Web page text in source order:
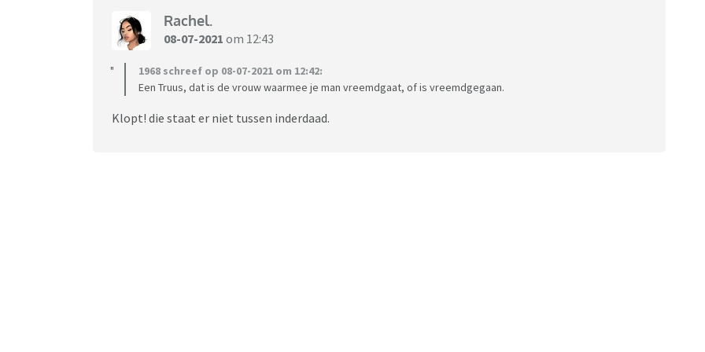
hoofdmoderator <-> beheert alle rubrieken
beheerder <-> hebben de eindverantwoordelijkheid
schuilnaam <-> nickname
Rachel.
08-07-2021 om 12:43
1968 schreef op 08-07-2021 om 12:42:
Een Truus, dat is de vrouw waarmee je man vreemdgaat, of is vreemdgegaan.
Klopt! die staat er niet tussen inderdaad.